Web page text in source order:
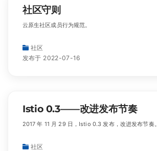
社区守则
云原生社区成员行为规范。
社区
发布于 2022-07-16
Istio 0.3——改进发布节奏
2017 年 11 月 29 日，Istio 0.3 发布，改进发布节奏。
社区